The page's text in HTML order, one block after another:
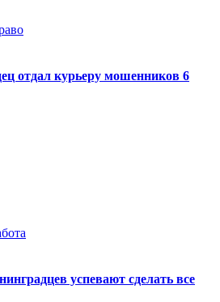
отдал курьеру мошенников 6
успевают сделать все